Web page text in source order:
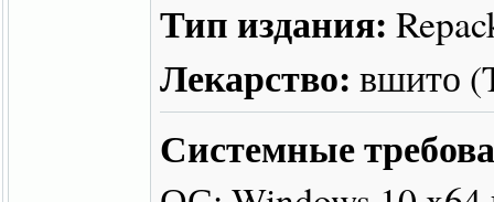
Тип издания:
Лекарство: вшито
Системные